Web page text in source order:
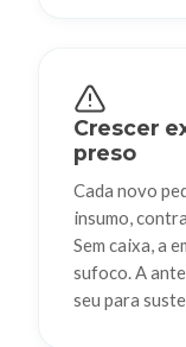
Crescer
preso
Cada novo
insumo,
Sem caixa, a
sufoco. A
seu para